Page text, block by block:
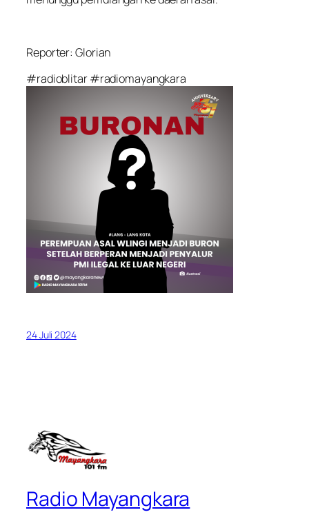
Reporter: Glorian
#radioblitar #radiomayangkara
24 Juli 2024
Radio Mayangkara